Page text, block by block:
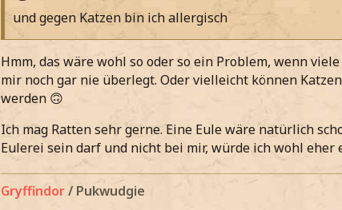
und gegen Katzen bin ich allergisch
Hmm, das wäre wohl so oder so ein Problem, wenn
mir noch gar nie überlegt. Oder vielleicht können
werden 🙃
Ich mag Ratten sehr gerne. Eine Eule wäre natürlich
Eulerei sein darf und nicht bei mir, würde ich wohl
Gryffindor/ Pukwudgie